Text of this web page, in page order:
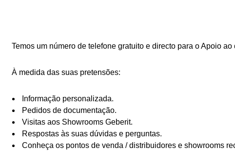
Temos um número de telefone gratuito e directo para o Apoio
À medida das suas pretensões:
Informação personalizada.
Pedidos de documentação.
Visitas aos Showrooms Geberit.
Respostas às suas dúvidas e perguntas.
Conheça os pontos de venda / distribuidores e showrooms